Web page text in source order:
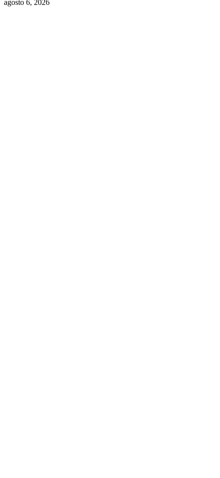
agosto 6, 2026